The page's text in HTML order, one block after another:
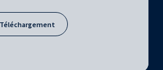
Téléchargement